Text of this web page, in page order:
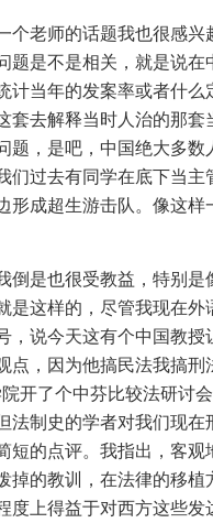
老师的话题我也很感
是不是相关，就是说
当年的发案率或者什
去解释当时人治的那
，是吧，中国绝大多
过去有同学在底下当
成超生游击队。像这
是也很受教益，特别
这样的，尽管我现在
说今天这有个中国教
，因为他搞民法我搞
开了个中芬比较法研讨
制史的学者对我们现
的点评。我指出，客
的教训，在法律的移
上得益于对西方这些